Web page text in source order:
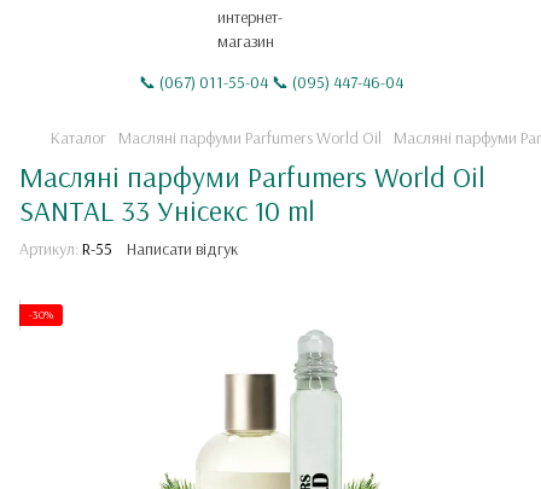
📞 (067) 011-55-04 📞 (095) 447-46-04
Каталог Масляні парфуми Parfumers World Oil Масляні парфуми
Масляні парфуми Parfumers World Oil
SANTAL 33 Унісекс 10 ml
Артикул: R-55 Написати відгук
-30%